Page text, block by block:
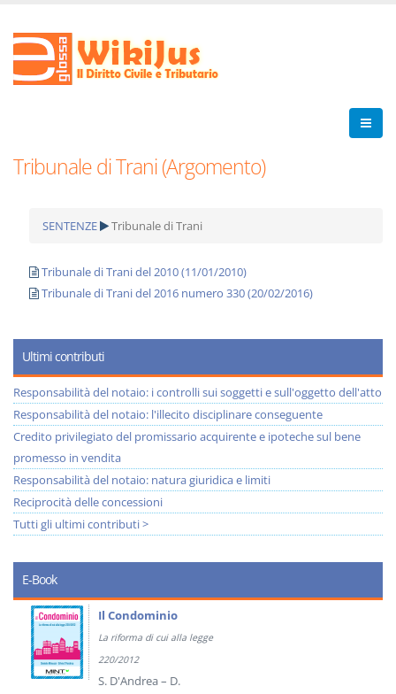
Tribunale di Trani (Argomento)
SENTENZE Tribunale di Trani
Tribunale di Trani del 2010 (11/01/2010)
Tribunale di Trani del 2016 numero 330 (20/02/2016)
Ultimi contributi
Responsabilità del notaio: i controlli sui soggetti e sull'oggetto dell'atto
Responsabilità del notaio: l'illecito disciplinare conseguente
Credito privilegiato del promissario acquirente e ipoteche sul bene
promesso in vendita
Responsabilità del notaio: natura giuridica e limiti
Reciprocità delle concessioni
Tutti gli ultimi contributi >
E-Book
Il Condominio
La riforma di cui alla legge
220/2012
S. D'Andrea – D.